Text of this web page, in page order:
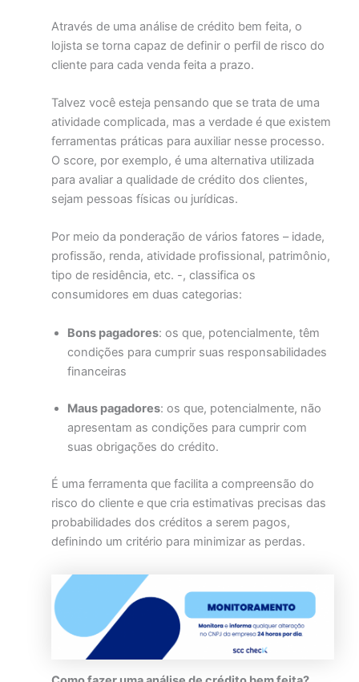
Através de uma análise de crédito bem feita, o
lojista se torna capaz de definir o perfil de risco do
cliente para cada venda feita a prazo.
Talvez você esteja pensando que se trata de uma
atividade complicada, mas a verdade é que existem
ferramentas práticas para auxiliar nesse processo.
O score, por exemplo, é uma alternativa utilizada
para avaliar a qualidade de crédito dos clientes,
sejam pessoas físicas ou jurídicas.
Por meio da ponderação de vários fatores – idade,
profissão, renda, atividade profissional, patrimônio,
tipo de residência, etc. -, classifica os
consumidores em duas categorias:
Bons pagadores: os que, potencialmente, têm
condições para cumprir suas responsabilidades
financeiras
Maus pagadores: os que, potencialmente, não
apresentam as condições para cumprir com
suas obrigações do crédito.
É uma ferramenta que facilita a compreensão do
risco do cliente e que cria estimativas precisas das
probabilidades dos créditos a serem pagos,
definindo um critério para minimizar as perdas.